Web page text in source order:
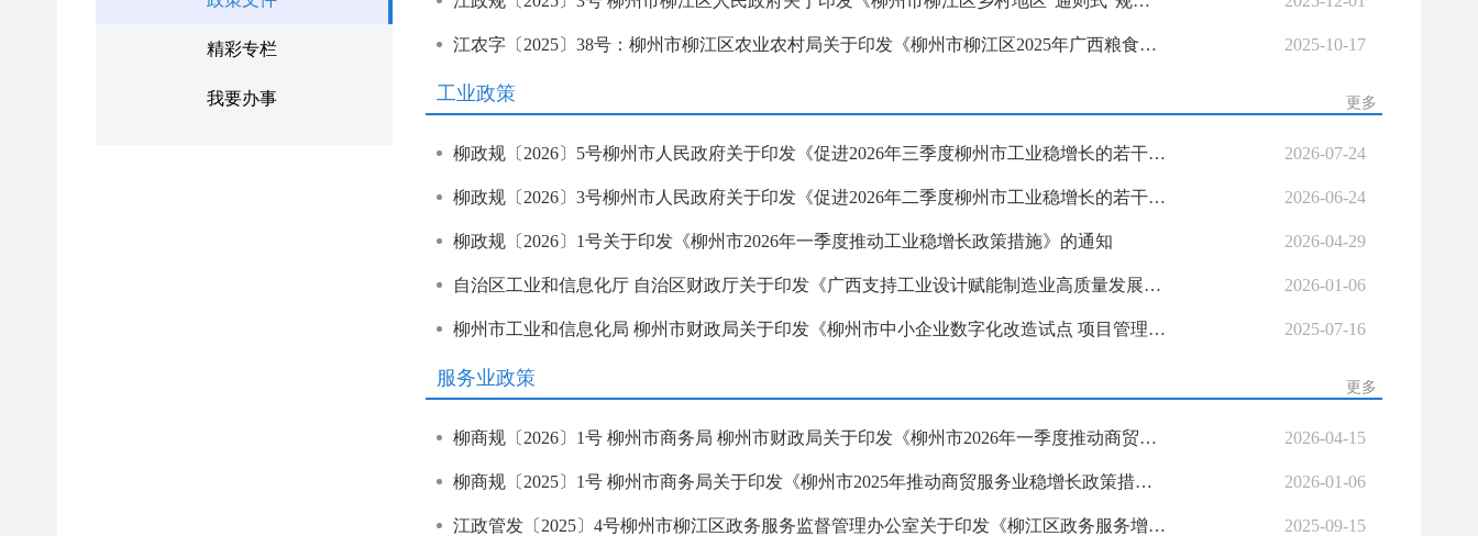
精彩专栏
我要办事
江农字〔2025〕38号：柳州市柳江区农业农村局关于印发《柳州市柳江区2025年广西粮食生产激励 资金项目实施方案》的通知 2025-10-17
工业政策 更多
柳政规〔2026〕5号柳州市人民政府关于印发《促进2026年三季度柳州市工业稳增长的若干措施》的通知 2026-07-24
柳政规〔2026〕3号柳州市人民政府关于印发《促进2026年二季度柳州市工业稳增长的若干措施》的通知 2026-06-24
柳政规〔2026〕1号关于印发《柳州市2026年一季度推动工业稳增长政策措施》的通知 2026-04-29
自治区工业和信息化厅 自治区财政厅关于印发《广西支持工业设计赋能制造业高质量发展若干政策措施》的通知 2026-01-06
柳州市工业和信息化局 柳州市财政局关于印发《柳州市中小企业数字化改造试点 项目管理实施细则（试行）》的通知 2025-07-16
服务业政策 更多
柳商规〔2026〕1号 柳州市商务局 柳州市财政局关于印发《柳州市2026年一季度推动商贸服务业稳增长政策措施》的通知 2026-04-15
柳商规〔2025〕1号 柳州市商务局关于印发《柳州市2025年推动商贸服务业稳增长政策措施》的通知 2026-01-06
江政管发〔2025〕4号柳州市柳江区政务服务监督管理办公室关于印发《柳江区政务服务增值化改革实施方案》的通知 2025-09-15